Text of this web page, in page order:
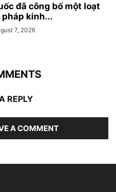
đã công bố một loạt
kinh...
7, 2026
REPLY
A COMMENT